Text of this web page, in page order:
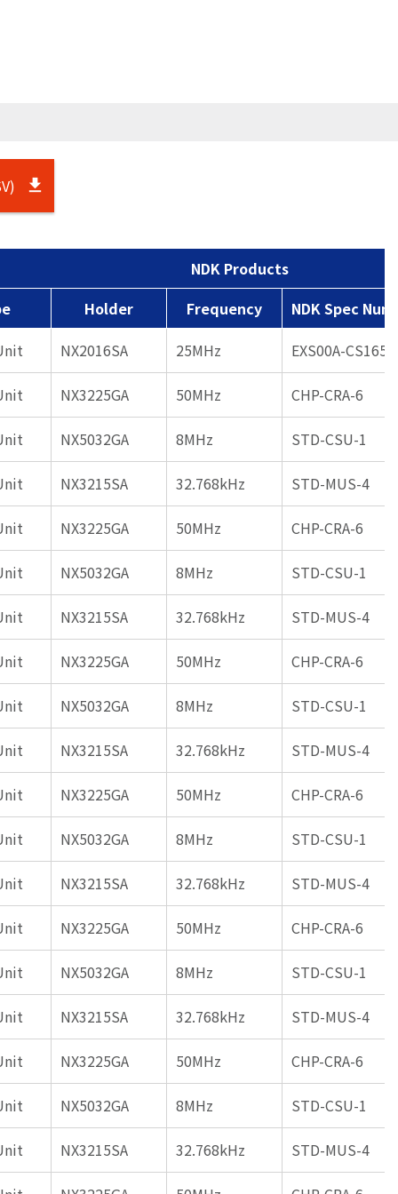
NDK Products
Holder Frequency
NDK Spec
NX2016SA 25MHz EXS00A-
NX3225GA 50MHz CHP-CRA-6
NX5032GA 8MHz STD-CSU-1
NX3215SA 32.768kHz STD-MUS-4
NX3225GA 50MHz CHP-CRA-6
NX5032GA 8MHz STD-CSU-1
NX3215SA 32.768kHz STD-MUS-4
NX3225GA 50MHz CHP-CRA-6
NX5032GA 8MHz STD-CSU-1
NX3215SA 32.768kHz STD-MUS-4
NX3225GA 50MHz CHP-CRA-6
NX5032GA 8MHz STD-CSU-1
NX3215SA 32.768kHz STD-MUS-4
NX3225GA 50MHz CHP-CRA-6
NX5032GA 8MHz STD-CSU-1
NX3215SA 32.768kHz STD-MUS-4
NX3225GA 50MHz CHP-CRA-6
NX5032GA 8MHz STD-CSU-1
NX3215SA 32.768kHz STD-MUS-4